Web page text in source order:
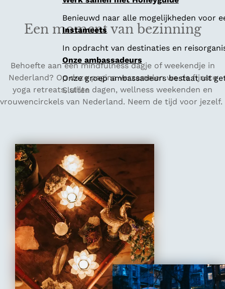
Benieuwd naar alle mogelijkheden voor
Instameets
In opdracht van destinaties en
Onze ambassadeurs
Onze groep ambassadeurs bestaat uit
Sluiten
Een moment van bezinning
Behoefte aan een mindfulness dagje of weekendje in
Nederland? Op deze pagina verzamelen we de fijnste
yoga retreats, stilte dagen, wellness weekenden en
vrouwencirckels van Nederland. Neem de tijd voor jezelf.